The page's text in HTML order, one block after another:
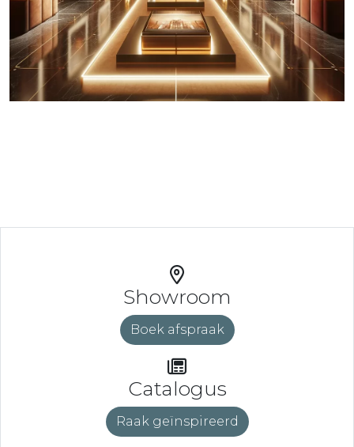
Showroom
Boek afspraak
Catalogus
Raak geïnspireerd